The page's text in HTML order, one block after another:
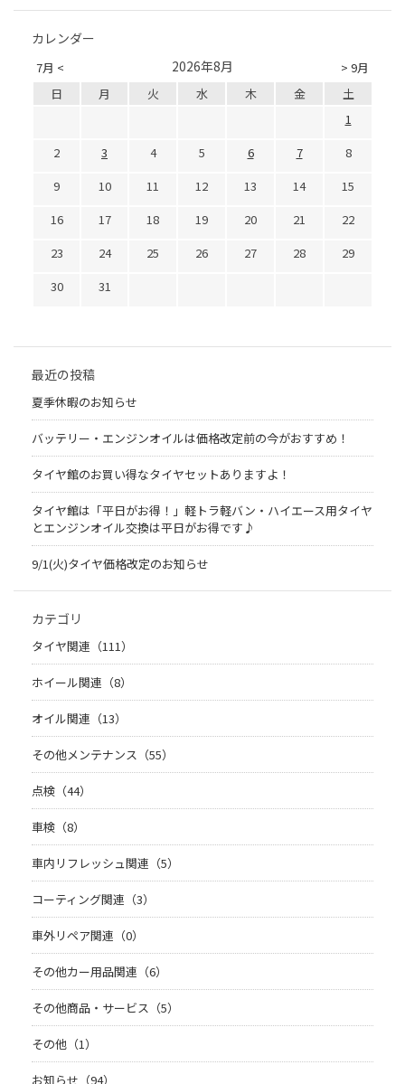
カレンダー
7月 < > 9月
2026年8月
日 月 火 水 木 金
土
1
2
3 4 5 6 7
8
9
10 11 12 13 14
15
16
17 18 19 20 21
22
23
24 25 26 27 28
29
30
31
最近の投稿
夏季休暇のお知らせ
バッテリー・エンジンオイルは価格改定前の今がおすすめ！
タイヤ館のお買い得なタイヤセットありますよ！
タイヤ館は「平日がお得！」軽トラ軽バン・ハイエース用タイヤ
とエンジンオイル交換は平日がお得です♪
9/1(火)タイヤ価格改定のお知らせ
カテゴリ
タイヤ関連（111）
ホイール関連（8）
オイル関連（13）
その他メンテナンス（55）
点検（44）
車検（8）
車内リフレッシュ関連（5）
コーティング関連（3）
車外リペア関連（0）
その他カー用品関連（6）
その他商品・サービス（5）
その他（1）
お知らせ（94）